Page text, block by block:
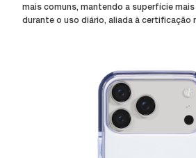
mais comuns, mantendo a superfície
durante o uso diário, aliada à certificação